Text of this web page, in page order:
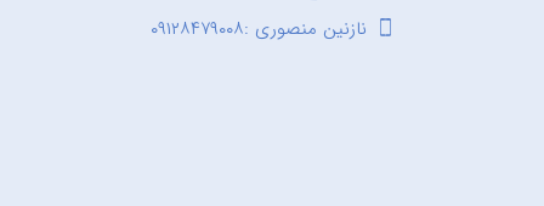
نازنین منصوری :۰۹۱۲۸۴۷۹۰۰۸